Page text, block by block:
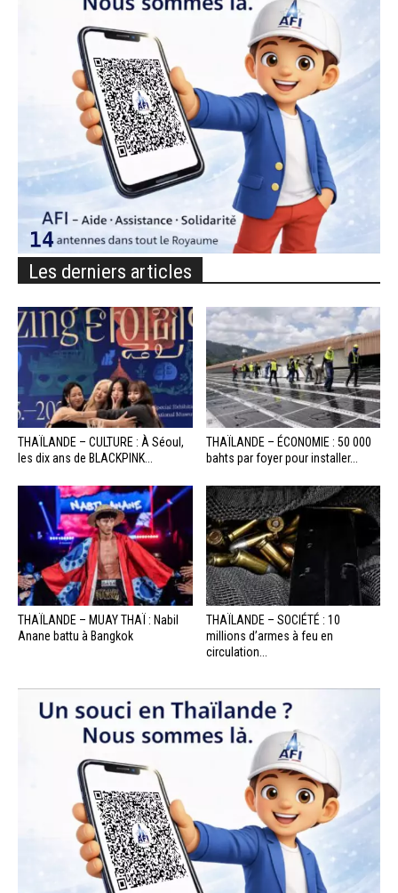
Les derniers articles
THAÏLANDE – CULTURE : À Séoul,
les dix ans de BLACKPINK...
THAÏLANDE – ÉCONOMIE : 50 000
bahts par foyer pour installer...
THAÏLANDE – MUAY THAÏ : Nabil
Anane battu à Bangkok
THAÏLANDE – SOCIÉTÉ : 10
millions d’armes à feu en
circulation...